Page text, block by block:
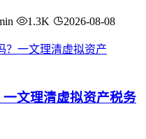
1.3K 2026-08-08
文理清虚拟资产税务